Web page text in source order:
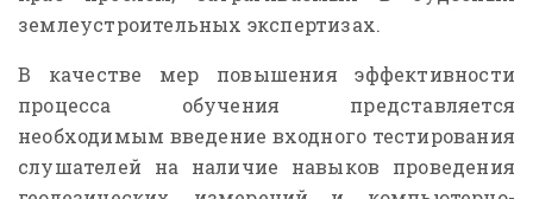
землеустроительных экспертизах.
В качестве мер повышения эффективности
процесса обучения представляется
необходимым введение входного тестирования
слушателей на наличие навыков проведения